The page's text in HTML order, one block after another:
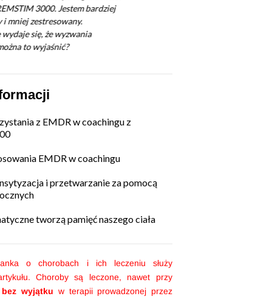
z EMDR w coachingu z
EMDR w coachingu
i przetwarzanie za pomocą
tworzą pamięć naszego ciała
o chorobach i ich leczeniu służy
Choroby są leczone, nawet przy
bez wyjątku w terapii prowadzonej przez